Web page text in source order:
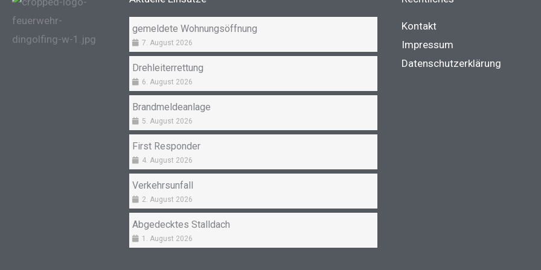
k
a
gemeldete Wohnungsöffnung
7. August 2026
Drehleiterrettung
6. August 2026
Brandmeldeanlage
5. August 2026
First Responder
4. August 2026
Verkehrsunfall
2. August 2026
Abgedecktes Stalldach
1. August 2026
Kontakt
Impressum
Datenschutzerklärung